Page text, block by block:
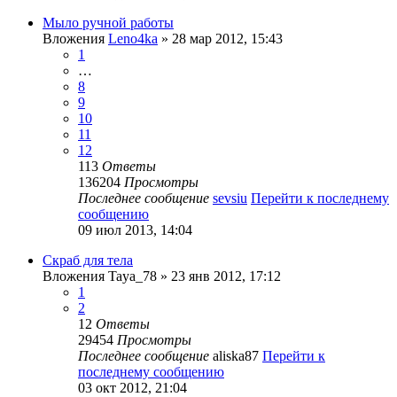
Мыло ручной работы
Вложения Leno4ka » 28 мар 2012, 15:43
1
…
8
9
10
11
12
113 Ответы
136204 Просмотры
Последнее сообщение sevsiu Перейти к последнему
сообщению
09 июл 2013, 14:04
Скраб для тела
Вложения Taya_78 » 23 янв 2012, 17:12
1
2
12 Ответы
29454 Просмотры
Последнее сообщение aliska87 Перейти к
последнему сообщению
03 окт 2012, 21:04